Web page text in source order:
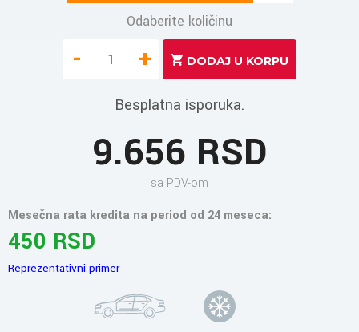
Odaberite količinu
- +
Besplatna isporuka.
9.656 RSD
sa PDV-om
Mesečna rata kredita na period od 24 meseca:
450 RSD
Reprezentativni primer